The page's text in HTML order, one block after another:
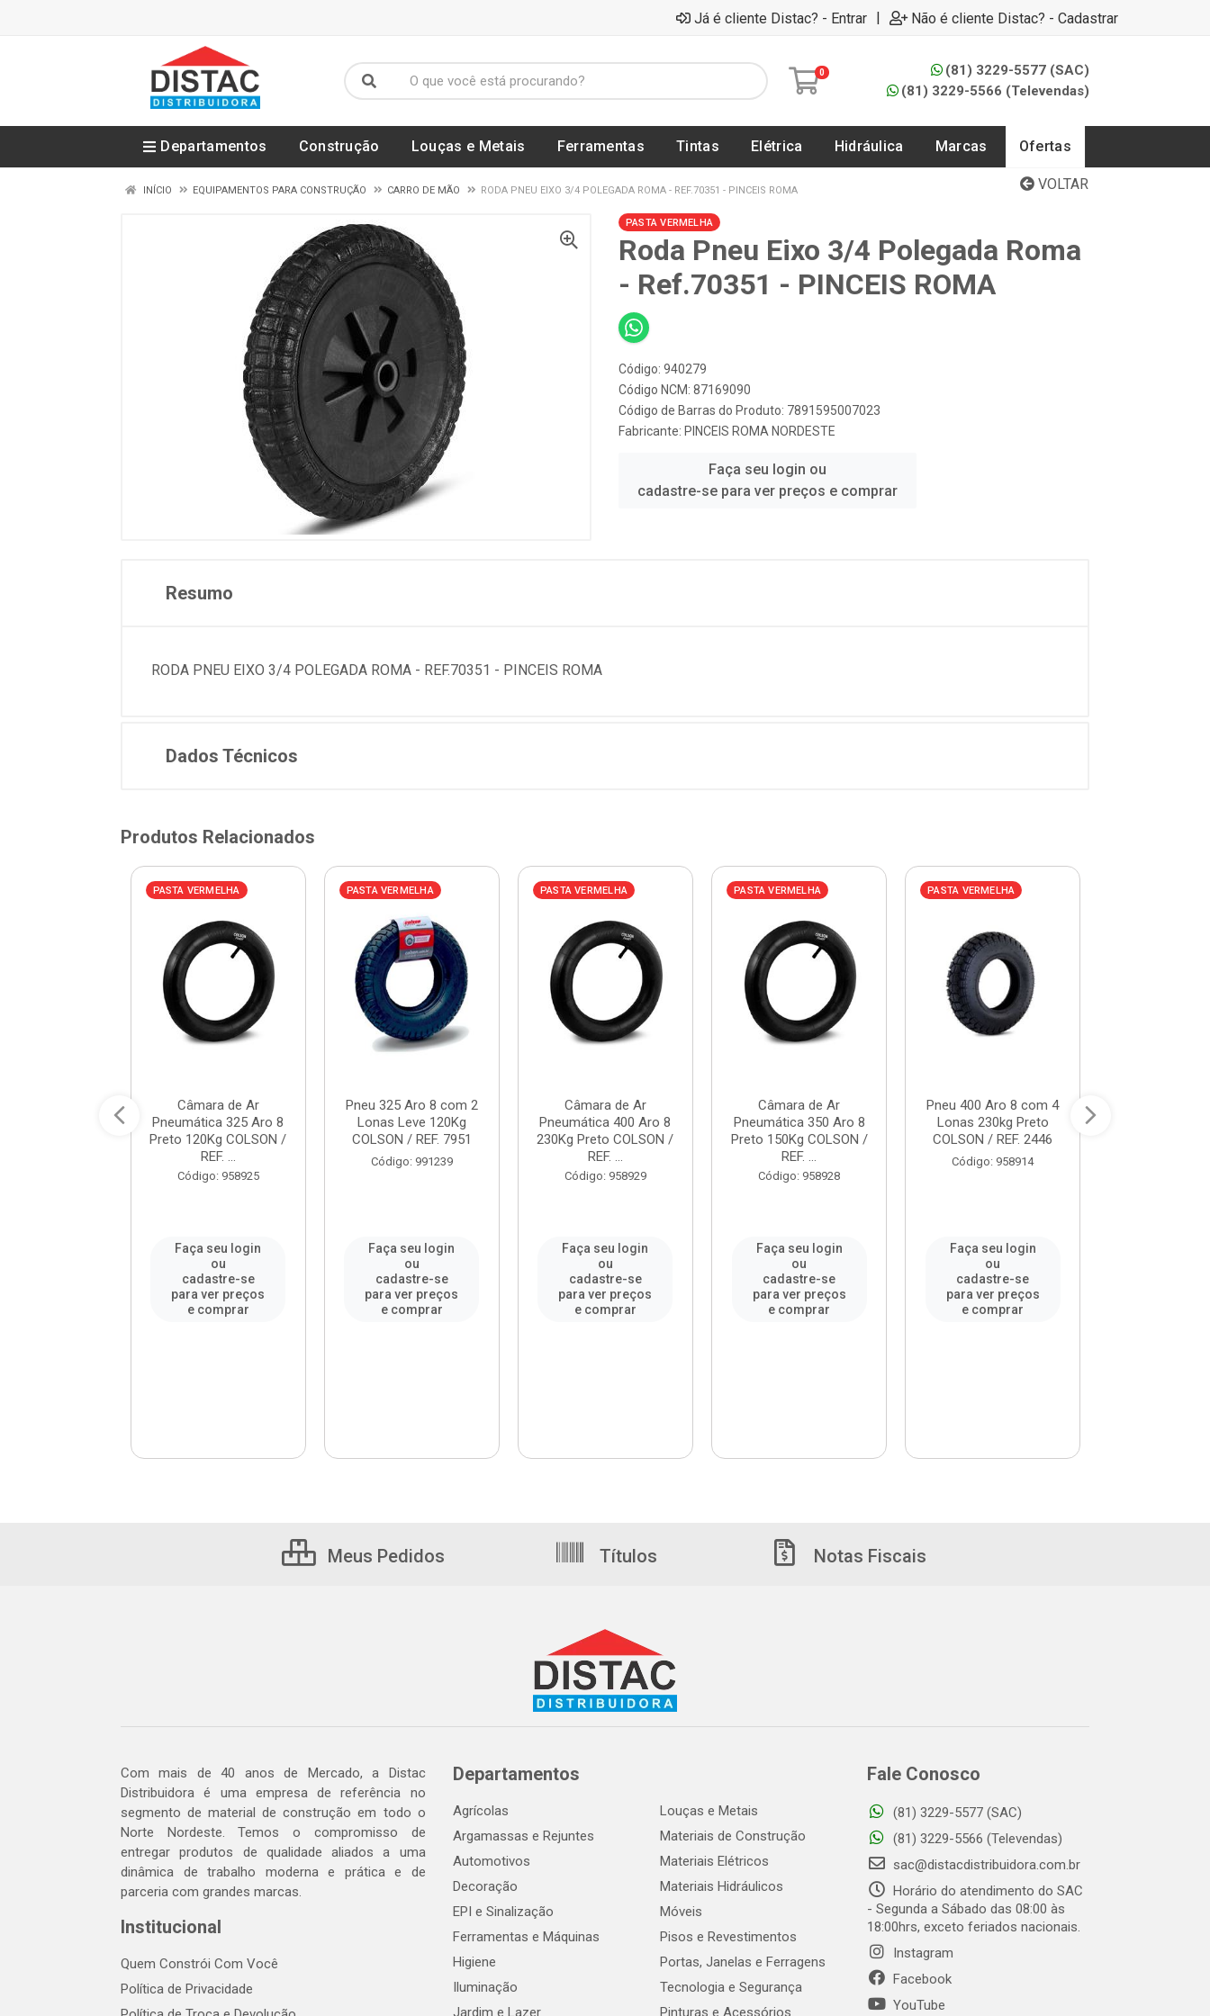
Já é cliente Distac? - Entrar | Não é cliente Distac? - Cadastrar
0
(81) 3229-5577 (SAC)
(81) 3229-5566 (Televendas)
Departamentos Construção Louças e Metais Ferramentas Tintas Elétrica Hidráulica Marcas Ofertas
VOLTAR
INÍCIO EQUIPAMENTOS PARA CONSTRUÇÃO CARRO DE MÃO RODA PNEU EIXO 3/4 POLEGADA ROMA - REF.70351 - PINCEIS ROMA
PASTA VERMELHA
Roda Pneu Eixo 3/4 Polegada Roma
- Ref.70351 - PINCEIS ROMA
Código: 940279
Código NCM: 87169090
Código de Barras do Produto: 7891595007023
Fabricante: PINCEIS ROMA NORDESTE
Faça seu login ou
cadastre-se para ver preços e comprar
Resumo
RODA PNEU EIXO 3/4 POLEGADA ROMA - REF.70351 - PINCEIS ROMA
Dados Técnicos
Produtos Relacionados
PASTA VERMELHA
Câmara de Ar
Pneumática 325 Aro 8
Preto 120Kg COLSON /
REF. ...
Código: 958925
Faça seu login
ou
cadastre-se
para ver preços
e comprar
PASTA VERMELHA
Pneu 325 Aro 8 com 2
Lonas Leve 120Kg
COLSON / REF. 7951
Código: 991239
Faça seu login
ou
cadastre-se
para ver preços
e comprar
PASTA VERMELHA
Câmara de Ar
Pneumática 400 Aro 8
230Kg Preto COLSON /
REF. ...
Código: 958929
Faça seu login
ou
cadastre-se
para ver preços
e comprar
PASTA VERMELHA
Câmara de Ar
Pneumática 350 Aro 8
Preto 150Kg COLSON /
REF. ...
Código: 958928
Faça seu login
ou
cadastre-se
para ver preços
e comprar
PASTA VERMELHA
Pneu 400 Aro 8 com 4
Lonas 230kg Preto
COLSON / REF. 2446
Código: 958914
Faça seu login
ou
cadastre-se
para ver preços
e comprar
Meus Pedidos Títulos Notas Fiscais
Com mais de 40 anos de Mercado, a Distac
Distribuidora é uma empresa de referência no
segmento de material de construção em todo o
Norte Nordeste. Temos o compromisso de
entregar produtos de qualidade aliados a uma
dinâmica de trabalho moderna e prática e de
parceria com grandes marcas.
Institucional
Quem Constrói Com Você
Política de Privacidade
Departamentos
Agrícolas
Argamassas e Rejuntes
Automotivos
Decoração
EPI e Sinalização
Ferramentas e Máquinas
Higiene
Iluminação
Jardim e Lazer
Louças e Metais
Materiais de Construção
Materiais Elétricos
Materiais Hidráulicos
Móveis
Pisos e Revestimentos
Portas, Janelas e Ferragens
Tecnologia e Segurança
Pinturas e Acessórios
Fale Conosco
(81) 3229-5577 (SAC)
(81) 3229-5566 (Televendas)
sac@distacdistribuidora.com.br
Horário do atendimento do SAC
- Segunda a Sábado das 08:00 às
18:00hrs, exceto feriados nacionais.
Instagram
Facebook
YouTube